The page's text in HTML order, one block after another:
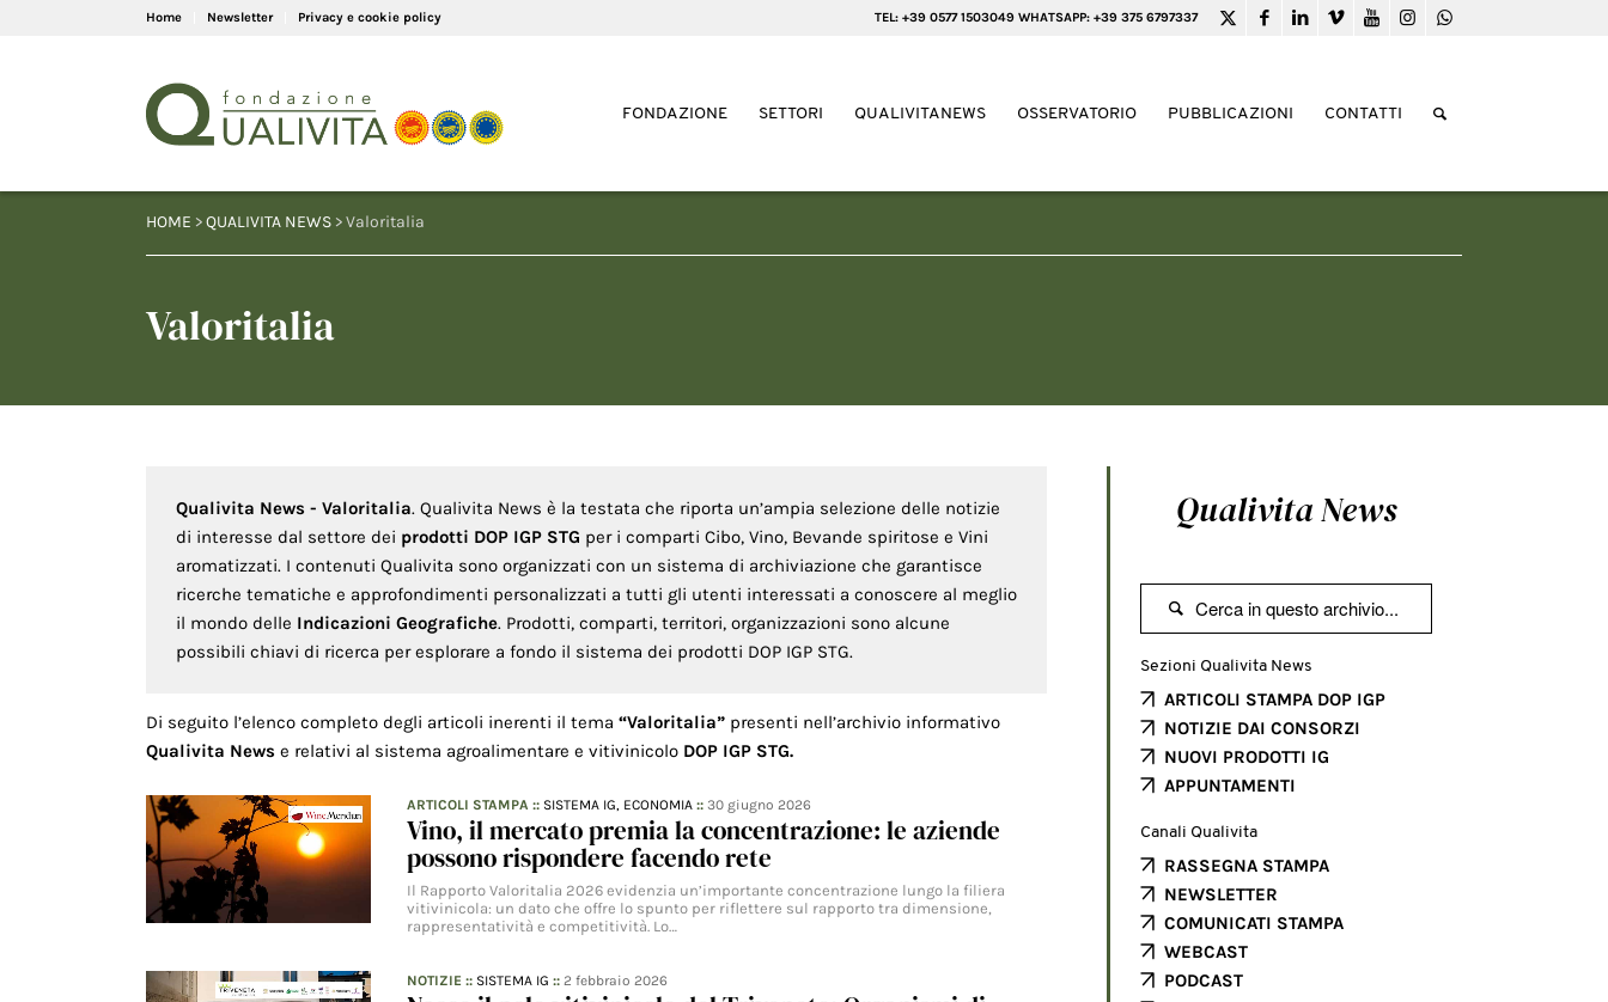
Home Newsletter Privacy e cookie policy TEL: +39 0577 1503049 WHATSAPP: +39 375 6797337
FONDAZIONE SETTORI QUALIVITANEWS OSSERVATORIO PUBBLICAZIONI CONTATTI
HOME >QUALIVITA NEWS > Valoritalia
Valoritalia
Qualivita News - Valoritalia. Qualivita News è la testata che riporta un’ampia selezione delle notizie
di interesse dal settore dei prodotti DOP IGP STG per i comparti Cibo, Vino, Bevande spiritose e Vini
aromatizzati. I contenuti Qualivita sono organizzati con un sistema di archiviazione che garantisce
ricerche tematiche e approfondimenti personalizzati a tutti gli utenti interessati a conoscere al meglio
il mondo delle Indicazioni Geografiche. Prodotti, comparti, territori, organizzazioni sono alcune
possibili chiavi di ricerca per esplorare a fondo il sistema dei prodotti DOP IGP STG.
Di seguito l’elenco completo degli articoli inerenti il tema “Valoritalia” presenti nell’archivio informativo
Qualivita News e relativi al sistema agroalimentare e vitivinicolo DOP IGP STG.
ARTICOLI STAMPA :: SISTEMA IG, ECONOMIA ::30 giugno 2026
Vino, il mercato premia la concentrazione: le aziende
possono rispondere facendo rete
Il Rapporto Valoritalia 2026 evidenzia un’importante concentrazione lungo la filiera
vitivinicola: un dato che offre lo spunto per riflettere sul rapporto tra dimensione,
rappresentatività e competitività. Lo…
NOTIZIE :: SISTEMA IG ::2 febbraio 2026
Qualivita News

Sezioni Qualivita News
ARTICOLI STAMPA DOP IGP
NOTIZIE DAI CONSORZI
NUOVI PRODOTTI IG
APPUNTAMENTI
Canali Qualivita
RASSEGNA STAMPA
NEWSLETTER
COMUNICATI STAMPA
WEBCAST
PODCAST